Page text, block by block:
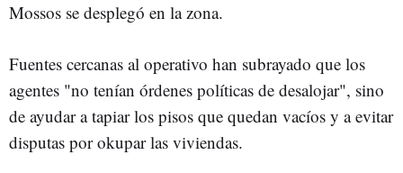
Mossos se desplegó en la zona.
Fuentes cercanas al operativo han subrayado que los
agentes "no tenían órdenes políticas de desalojar", sino
de ayudar a tapiar los pisos que quedan vacíos y a evitar
disputas por okupar las viviendas.